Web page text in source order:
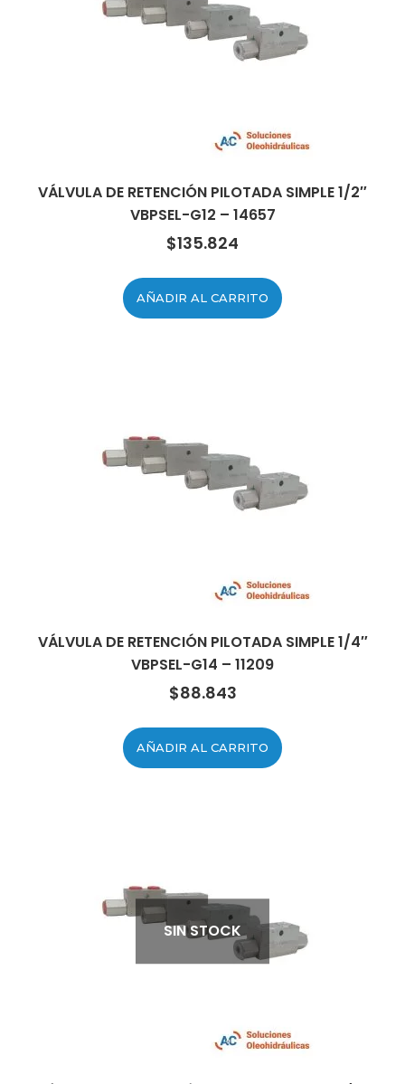
VÁLVULA DE RETENCIÓN PILOTADA SIMPLE 1/2″
VBPSEL-G12 – 14657
$135.824
AÑADIR AL CARRITO
VÁLVULA DE RETENCIÓN PILOTADA SIMPLE 1/4″
VBPSEL-G14 – 11209
$88.843
AÑADIR AL CARRITO
SIN STOCK